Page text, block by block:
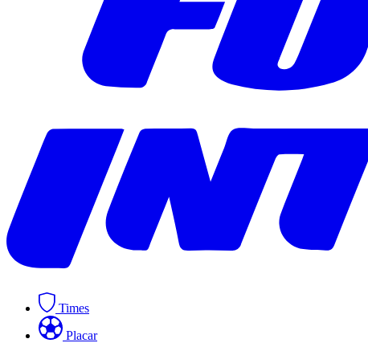
Times
Placar